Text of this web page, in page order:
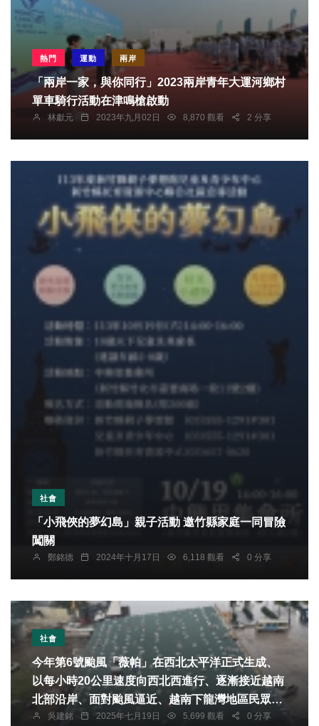
熱門 運動 兩岸
「兩岸一家，與你同行」2023兩岸青年大運河鄉村
單車騎行活動在津鳴槍啟動
林獻元 2023年九月02日 8,870 觀看 2 分享
社會
「小飛俠的夢幻島」親子活動 邀竹縣家庭一同冒險
闖關
鄭銘德 2024年十月17日 6,118 觀看 0 分享
社會
今年第6號颱風「薇帕」在西北太平洋正式生成、
以每小時20公里速度向西北西進行、逐漸接近越南
北部沿岸、面對颱風逼近、越南下龍灣地區民眾已
提前展開防颱準備、展現高度警覺與社區凝聚力。
吳建銘 2025年七月19日 5,699 觀看 0 分享